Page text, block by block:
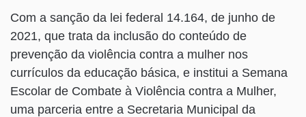
Com a sanção da lei federal 14.164, de junho de
2021, que trata da inclusão do conteúdo de
prevenção da violência contra a mulher nos
currículos da educação básica, e institui a Semana
Escolar de Combate à Violência contra a Mulher,
uma parceria entre a Secretaria Municipal da